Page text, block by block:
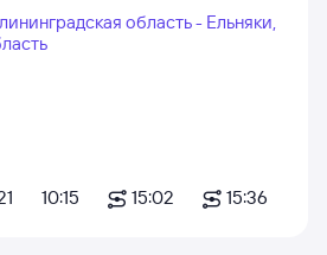
область - Ельняки,
10:15 15:02 15:36